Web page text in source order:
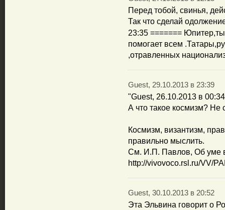
Перед тобой, свинья,
Так что сделай
23:35 =======
помогает всем
,отравленных
Guest, 29.10.2013 в 23:39
"Guest, 26.10.2013 в 00:34
А что такое космизм? Не
Космизм, византизм,
правильно мыслить.
См. И.П. Павлов, Об уме
http://vivovoco.rsl.ru/VV/
Guest, 30.10.2013 в 20:52
Эта Эльвина говорит о